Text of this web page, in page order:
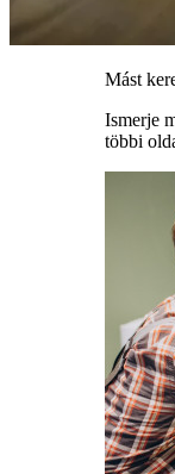
Mást
Ismerje
többi